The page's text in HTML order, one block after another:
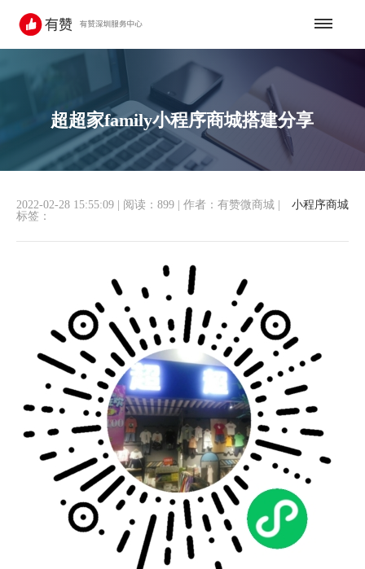
超超家family小程序商城搭建分享
小程序商城
2022-02-28 15:55:09 阅读：899 作者：有赞微商城
标签：